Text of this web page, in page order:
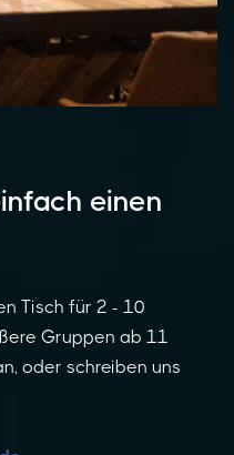
einen
Tisch für 2 - 10
Gruppen ab 11
oder schreiben uns